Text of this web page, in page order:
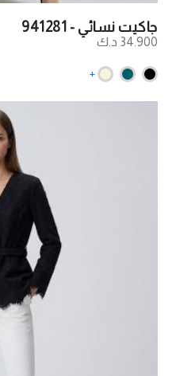
جاكيت نسائي - 941281
34.900 د.ك
+